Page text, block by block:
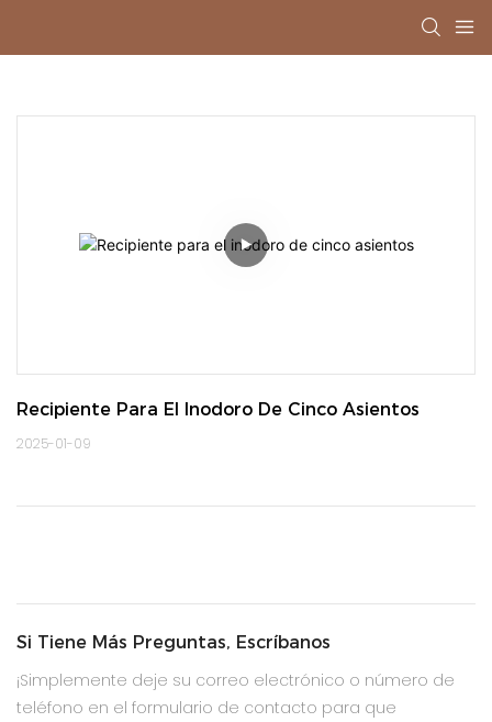
Recipiente Para El Inodoro De Cinco Asientos
2025-01-09
Si Tiene Más Preguntas, Escríbanos
¡Simplemente deje su correo electrónico o número de
teléfono en el formulario de contacto para que